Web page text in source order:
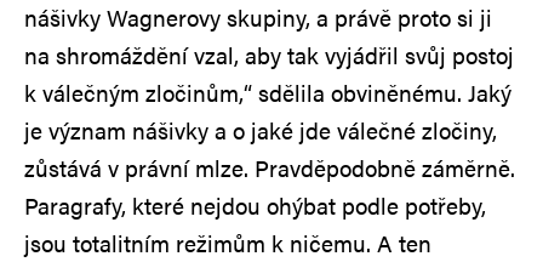
nášivky Wagnerovy skupiny, a právě proto si ji
na shromáždění vzal, aby tak vyjádřil svůj postoj
k válečným zločinům,“ sdělila obviněnému. Jaký
je význam nášivky a o jaké jde válečné zločiny,
zůstává v právní mlze. Pravděpodobně záměrně.
Paragrafy, které nejdou ohýbat podle potřeby,
jsou totalitním režimům k ničemu. A ten